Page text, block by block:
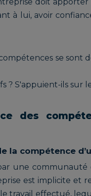
à lui, avoir
se sont
? S'appuient-ils sur
des
la compétence
une communauté
est implicite et
travail effectué,